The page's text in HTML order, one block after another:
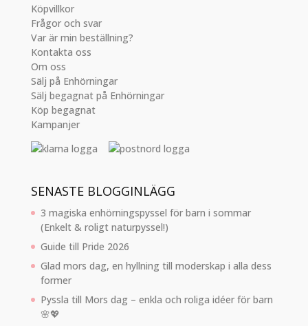
Köpvillkor
Frågor och svar
Var är min beställning?
Kontakta oss
Om oss
Sälj på Enhörningar
Sälj begagnat på Enhörningar
Köp begagnat
Kampanjer
SENASTE BLOGGINLÄGG
3 magiska enhörningspyssel för barn i sommar
(Enkelt & roligt naturpyssel!)
Guide till Pride 2026
Glad mors dag, en hyllning till moderskap i alla dess
former
Pyssla till Mors dag – enkla och roliga idéer för barn
🌸💖